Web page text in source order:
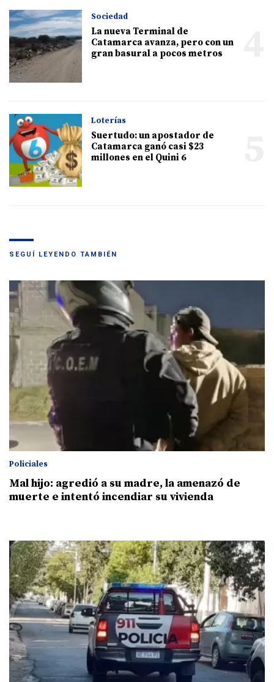
Sociedad
La nueva Terminal de
Catamarca avanza, pero con un
gran basural a pocos metros
Loterías
Suertudo: un apostador de
Catamarca ganó casi $23
millones en el Quini 6
SEGUÍ LEYENDO TAMBIÉN
Policiales
Mal hijo: agredió a su madre, la amenazó de
muerte e intentó incendiar su vivienda